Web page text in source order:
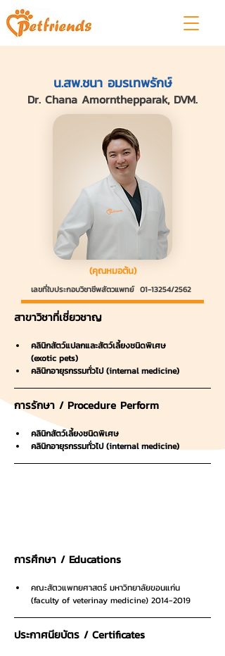
น.สพ.ชนา อมรเทพรักษ์
Dr. Chana Amornthepparak, DVM.
(คุณหมอต้น)
เลขที่ใบประกอบวิชาชีพสัตวแพทย์ 01-13254/2562
สาขาวิชาที่เชี่ยวชาญ
คลินิกสัตว์แปลกและสัตว์เลี้ยงชนิดพิเศษ
(exotic pets)
คลินิกอายุรกรรมทั่วไป (internal medicine)
การรักษา / Procedure Perform
คลินิกสัตว์เลี้ยงชนิดพิเศษ
คลินิกอายุรกรรมทั่วไป (internal medicine)
การศึกษา / Educations
คณะสัตวแพทยศาสตร์ มหาวิทยาลัยขอนแก่น
(faculty of veterinay medicine) 2014-2019
ประกาศนียบัตร / Certificates